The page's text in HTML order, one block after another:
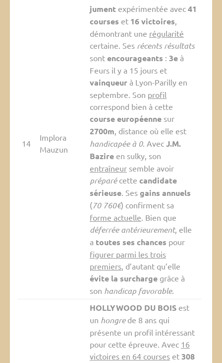
14
Implora
Mauzun
jumentexpérimentée avec 41
courses et 16 victoires,
démontrant une régularité
certaine. Ses récents résultats
sont encourageants : 3eà
Feurs il y a 15 jours et
vainqueurà Lyon-Parilly en
septembre. Son profil
correspond bien à cette
course européennesur
2700m, distance où elle est
handicapée à 0. Avec J.M.
Bazireen sulky, son
entraîneursemble avoir
préparécette candidate
sérieuse. Ses gains annuels
(70 760€) confirment sa
forme actuelle. Bien que
déferrée antérieurement, elle
a toutes ses chances pour
figurer parmi les trois
premiers, d’autant qu’elle
évite la surchargegrâce à
son handicap favorable.
HOLLYWOOD DU BOISest
un hongrede 8 ans qui
présente un profil intéressant
pour cette épreuve. Avec 16
victoires en 64 courseset 308